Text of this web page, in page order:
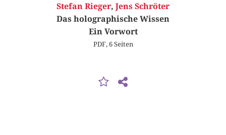
Stefan Rieger, Jens Schröter
Das holographische Wissen
Ein Vorwort
PDF, 6 Seiten